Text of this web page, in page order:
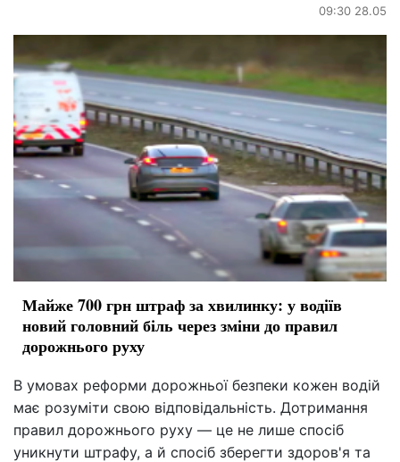
09:30 28.05
Майже 700 грн штраф за хвилинку: у водіїв
новий головний біль через зміни до правил
дорожнього руху
В умовах реформи дорожньої безпеки кожен водій
має розуміти свою відповідальність. Дотримання
правил дорожнього руху — це не лише спосіб
уникнути штрафу, а й спосіб зберегти здоров'я та